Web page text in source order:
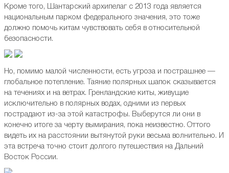
Кроме того, Шантарский архипелаг с 2013 года является
национальным парком федерального значения, это тоже
должно помочь китам чувствовать себя в относительной
безопасности.
Но, помимо малой численности, есть угроза и пострашнее —
глобальное потепление. Таяние полярных шапок сказывается
на течениях и на ветрах. Гренландские киты, живущие
исключительно в полярных водах, одними из первых
пострадают из-за этой катастрофы. Выберутся ли они в
конечно итоге за черту вымирания, пока неизвестно. Оттого
видеть их на расстоянии вытянутой руки весьма волнительно. И
эта встреча точно стоит долгого путешествия на Дальний
Восток России.